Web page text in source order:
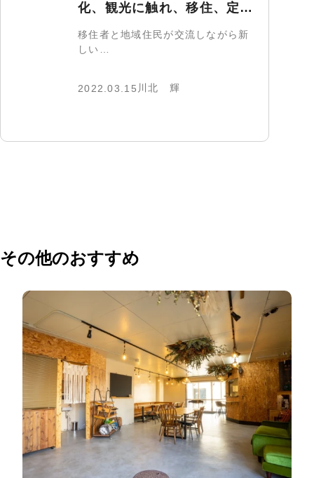
化、観光に触れ、移住、定住
周辺の魅力。
移住者と地域住民が交流しながら新
しい…
2022.03.15 川北 輝
その他のおすすめ